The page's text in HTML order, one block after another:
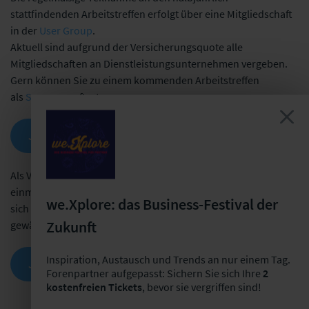
stattfindenden Arbeitstreffen erfolgt über eine Mitgliedschaft
in der User Group.
Aktuell sind aufgrund der Versicherungsquote alle
Mitgliedschaften an Dienstleistungsunternehmen vergeben.
Gern können Sie zu einem kommenden Arbeitstreffen
als Sponsor auftreten.
JETZT MITGLIED WERDEN!
Als Versicherungsunternehmen haben Sie die Möglichkeit,
einmalig am kommenden Arbeitstreffen teilzunehmen, um
sich vom Mehrwert der User Group zu überzeugen. Aktuell
gewähren wir einen Rabatt über 25%.
JETZT KENNENLERNER WERDEN!
we.Xplore: das Business-Festival der
Zukunft
Inspiration, Austausch und Trends an nur einem Tag.
Forenpartner aufgepasst: Sichern Sie sich Ihre 2
kostenfreien Tickets, bevor sie vergriffen sind!